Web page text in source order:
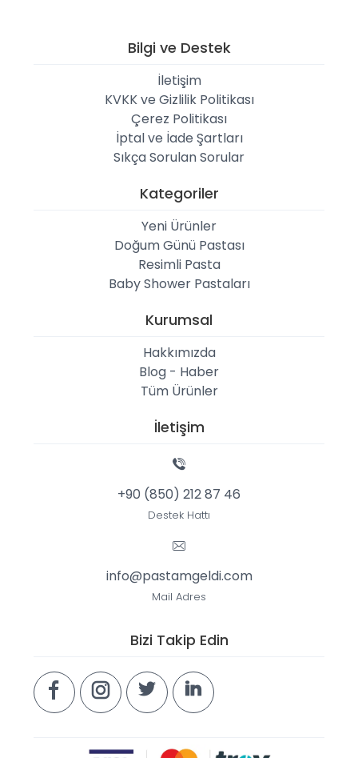
Bilgi ve Destek
İletişim
KVKK ve Gizlilik Politikası
Çerez Politikası
İptal ve İade Şartları
Sıkça Sorulan Sorular
Kategoriler
Yeni Ürünler
Doğum Günü Pastası
Resimli Pasta
Baby Shower Pastaları
Kurumsal
Hakkımızda
Blog - Haber
Tüm Ürünler
İletişim
+90 (850) 212 87 46
Destek Hattı
info@pastamgeldi.com
Mail Adres
Bizi Takip Edin